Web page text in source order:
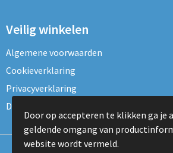
Veilig winkelen
Algemene voorwaarden
Cookieverklaring
Privacyverklaring
Disclaimer
Door op accepteren te klikken ga je
geldende omgang van
website wordt vermeld.